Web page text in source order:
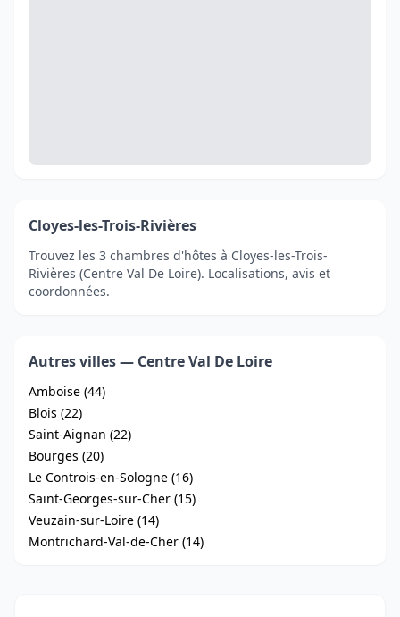
Cloyes-les-Trois-Rivières
Trouvez les 3 chambres d'hôtes à Cloyes-les-Trois-
Rivières (Centre Val De Loire). Localisations, avis et
coordonnées.
Autres villes — Centre Val De Loire
Amboise (44)
Blois (22)
Saint-Aignan (22)
Bourges (20)
Le Controis-en-Sologne (16)
Saint-Georges-sur-Cher (15)
Veuzain-sur-Loire (14)
Montrichard-Val-de-Cher (14)